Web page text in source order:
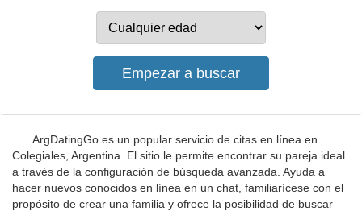
ArgDatingGo es un popular servicio de citas en línea en
Colegiales, Argentina. El sitio le permite encontrar su pareja ideal
a través de la configuración de búsqueda avanzada. Ayuda a
hacer nuevos conocidos en línea en un chat, familiarícese con el
propósito de crear una familia y ofrece la posibilidad de buscar